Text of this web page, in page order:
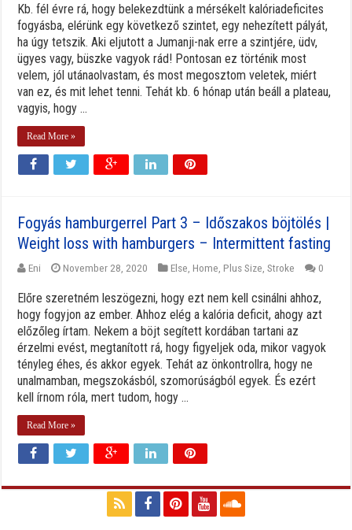
Kb. fél évre rá, hogy belekezdtünk a mérsékelt kalóriadeficites
fogyásba, elérünk egy következő szintet, egy nehezített pályát,
ha úgy tetszik. Aki eljutott a Jumanji-nak erre a szintjére, üdv,
ügyes vagy, büszke vagyok rád! Pontosan ez történik most
velem, jól utánaolvastam, és most megosztom veletek, miért
van ez, és mit lehet tenni. Tehát kb. 6 hónap után beáll a plateau,
vagyis, hogy ...
Read More »
Fogyás hamburgerrel Part 3 – Időszakos böjtölés |
Weight loss with hamburgers – Intermittent fasting
Eni November 28, 2020 Else Home Plus Size ,Stroke 0
Előre szeretném leszögezni, hogy ezt nem kell csinálni ahhoz,
hogy fogyjon az ember. Ahhoz elég a kalória deficit, ahogy azt
előzőleg írtam. Nekem a böjt segített kordában tartani az
érzelmi evést, megtanított rá, hogy figyeljek oda, mikor vagyok
tényleg éhes, és akkor egyek. Tehát az önkontrollra, hogy ne
unalmamban, megszokásból, szomorúságból egyek. És ezért
kell írnom róla, mert tudom, hogy ...
Read More »